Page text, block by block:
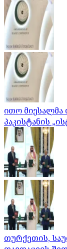
ითო მიესალმა
პაკისტანის
თურქეთის,